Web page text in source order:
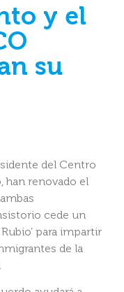
y el
su
del Centro
han renovado el
cede un
para impartir
de la